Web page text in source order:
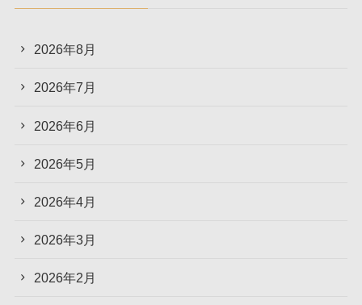
2026年8月
2026年7月
2026年6月
2026年5月
2026年4月
2026年3月
2026年2月